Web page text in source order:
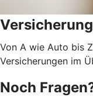
Von A wie Auto bis
Versicherungen im
Noch